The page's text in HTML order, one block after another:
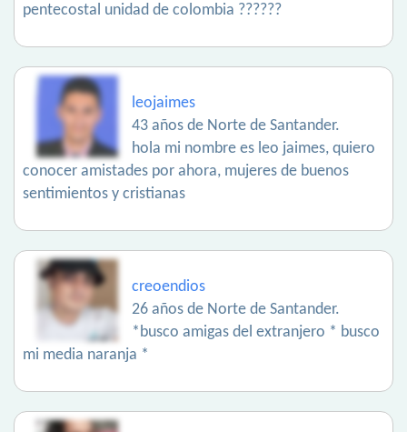
pentecostal unidad de colombia ??????
leojaimes
43 años de Norte de Santander.
hola mi nombre es leo jaimes, quiero
conocer amistades por ahora, mujeres de buenos
sentimientos y cristianas
creoendios
26 años de Norte de Santander.
*busco amigas del extranjero * busco
mi media naranja *